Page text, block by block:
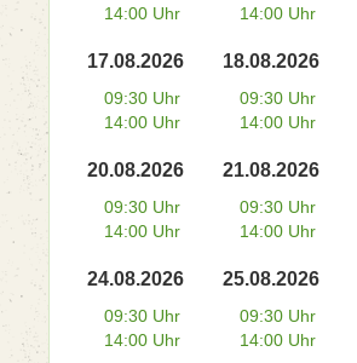
14:00 Uhr
14:00 Uhr
17.08.2026
09:30 Uhr
14:00 Uhr
18.08.2026
09:30 Uhr
14:00 Uhr
20.08.2026
09:30 Uhr
14:00 Uhr
21.08.2026
09:30 Uhr
14:00 Uhr
24.08.2026
09:30 Uhr
14:00 Uhr
25.08.2026
09:30 Uhr
14:00 Uhr